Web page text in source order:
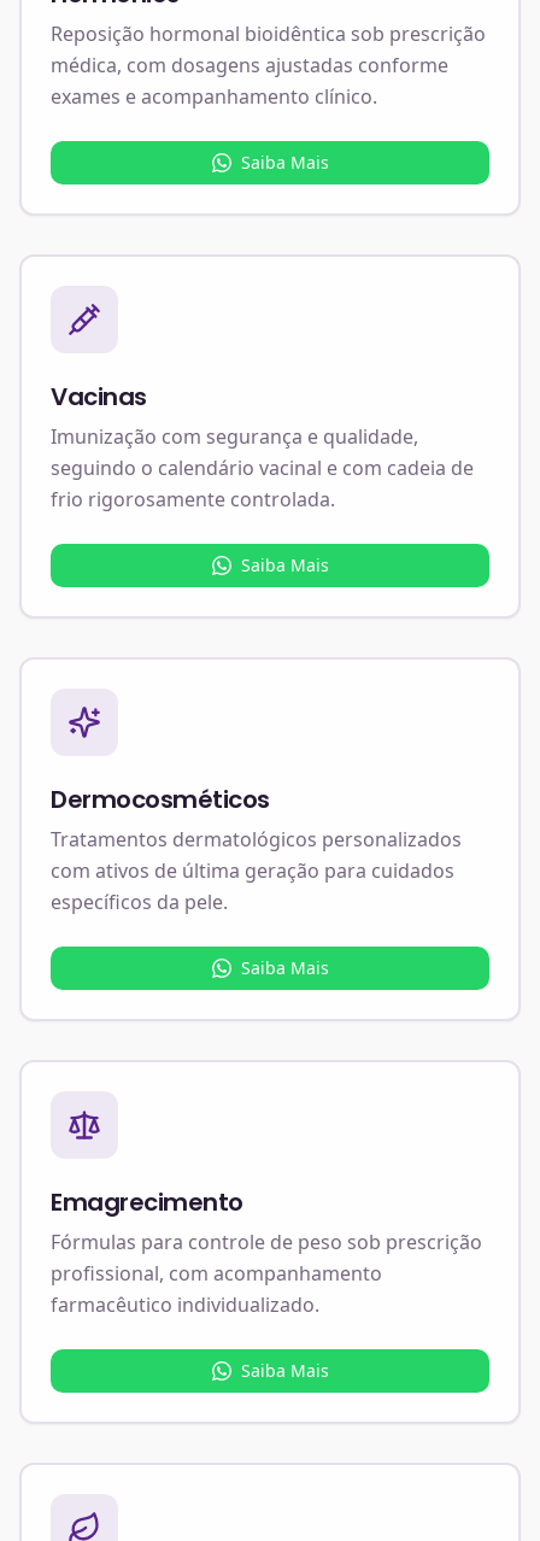
Reposição hormonal bioidêntica sob prescrição
médica, com dosagens ajustadas conforme
exames e acompanhamento clínico.
Saiba Mais
Vacinas
Imunização com segurança e qualidade,
seguindo o calendário vacinal e com cadeia de
frio rigorosamente controlada.
Saiba Mais
Dermocosméticos
Tratamentos dermatológicos personalizados
com ativos de última geração para cuidados
específicos da pele.
Saiba Mais
Emagrecimento
Fórmulas para controle de peso sob prescrição
profissional, com acompanhamento
farmacêutico individualizado.
Saiba Mais